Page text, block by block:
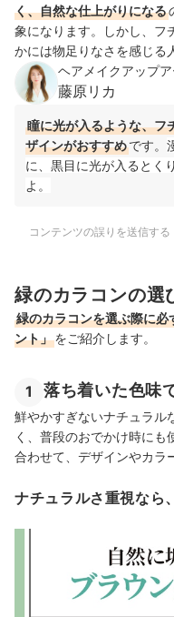
く、自然な仕上がりになる
象になります。しかし、フ
かには物足りなさを感じる
ヘアメイクアップ
藤原リカ
瞳に光が入るような、フ
ザインがおすすめです。
に、黒目に光が入るとく
よ。
コンテンツの誤りを送信する
緑のカラコンの選
緑のカラコンを選ぶ際に
ント」をご紹介します。
1 落ち着いた色味
鮮やかすぎないナチュラル
く、普段のおでかけ時にも
合わせて、デザインやカラ
ナチュラルさ重視なら